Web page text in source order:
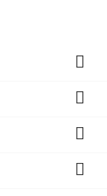



